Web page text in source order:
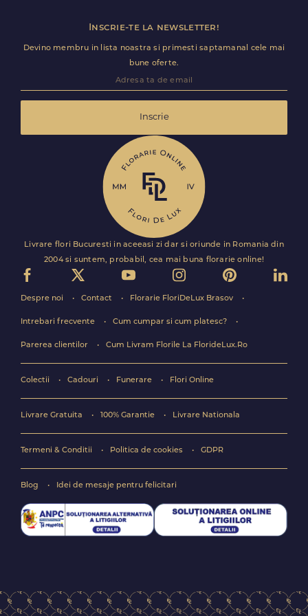
Inscrie-te la newsletter!
Devino membru in lista noastra si primesti saptamanal cele mai
bune oferte.
Inscrie
Livrare flori Bucuresti in aceeasi zi dar si oriunde in Romania din
2004 si suntem, probabil, cea mai buna florarie online!
Despre noi Contact Florarie FloriDeLux Brasov
Intrebari frecvente Cum cumpar si cum platesc?
Parerea clientilor Cum Livram Florile La FlorideLux.Ro
Colectii Cadouri Funerare Flori Online
Livrare Gratuita 100% Garantie Livrare Nationala
Termeni & Conditii Politica de cookies GDPR
Blog Idei de mesaje pentru felicitari